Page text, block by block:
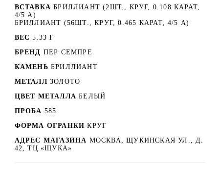
ВСТАВКА БРИЛЛИАНТ (2ШТ., КРУГ, 0.108 КАРАТ,
4/5 А)
БРИЛЛИАНТ (56ШТ., КРУГ, 0.465 КАРАТ, 4/5 А)
ВЕС 5.33 Г
БРЕНД ПЕР СЕМПРЕ
КАМЕНЬ БРИЛЛИАНТ
МЕТАЛЛ ЗОЛОТО
ЦВЕТ МЕТАЛЛА БЕЛЫЙ
ПРОБА 585
ФОРМА ОГРАНКИ КРУГ
АДРЕС МАГАЗИНА МОСКВА, ЩУКИНСКАЯ УЛ., Д.
42, ТЦ «ЩУКА»